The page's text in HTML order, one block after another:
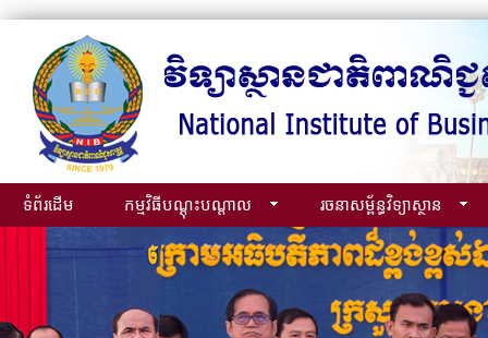
ទំព័រដើម កម្មវិធីបណ្ដុះបណ្ដាល រចនាសម្ព័ន្ធវិទ្យាស្ថាន